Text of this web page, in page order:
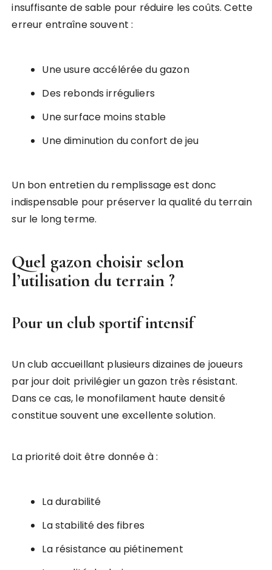
insuffisante de sable pour réduire les coûts. Cette
erreur entraîne souvent :
Une usure accélérée du gazon
Des rebonds irréguliers
Une surface moins stable
Une diminution du confort de jeu
Un bon entretien du remplissage est donc
indispensable pour préserver la qualité du terrain
sur le long terme.
Quel gazon choisir selon
l’utilisation du terrain ?
Pour un club sportif intensif
Un club accueillant plusieurs dizaines de joueurs
par jour doit privilégier un gazon très résistant.
Dans ce cas, le monofilament haute densité
constitue souvent une excellente solution.
La priorité doit être donnée à :
La durabilité
La stabilité des fibres
La résistance au piétinement